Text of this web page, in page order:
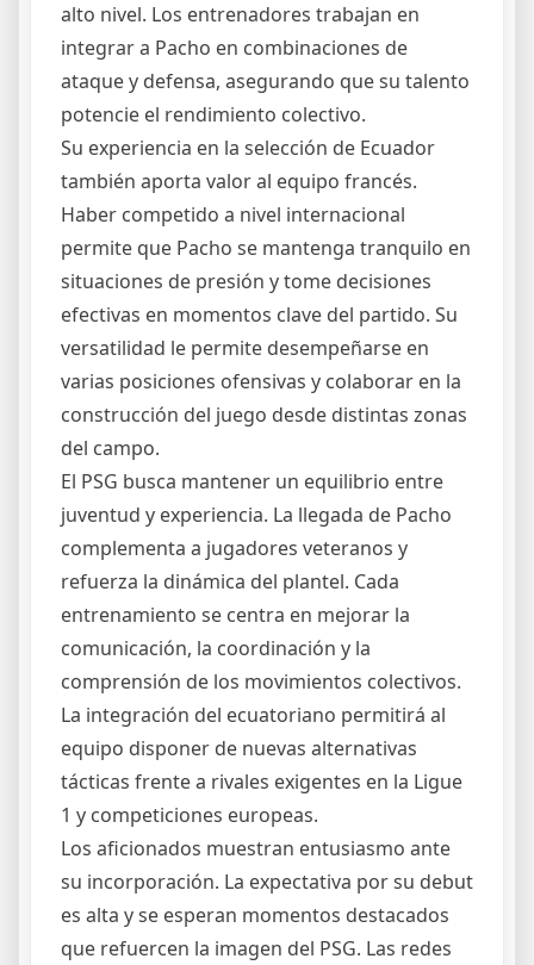
alto nivel. Los entrenadores trabajan en
integrar a Pacho en combinaciones de
ataque y defensa, asegurando que su talento
potencie el rendimiento colectivo.
Su experiencia en la selección de Ecuador
también aporta valor al equipo francés.
Haber competido a nivel internacional
permite que Pacho se mantenga tranquilo en
situaciones de presión y tome decisiones
efectivas en momentos clave del partido. Su
versatilidad le permite desempeñarse en
varias posiciones ofensivas y colaborar en la
construcción del juego desde distintas zonas
del campo.
El PSG busca mantener un equilibrio entre
juventud y experiencia. La llegada de Pacho
complementa a jugadores veteranos y
refuerza la dinámica del plantel. Cada
entrenamiento se centra en mejorar la
comunicación, la coordinación y la
comprensión de los movimientos colectivos.
La integración del ecuatoriano permitirá al
equipo disponer de nuevas alternativas
tácticas frente a rivales exigentes en la Ligue
1 y competiciones europeas.
Los aficionados muestran entusiasmo ante
su incorporación. La expectativa por su debut
es alta y se esperan momentos destacados
que refuercen la imagen del PSG. Las redes